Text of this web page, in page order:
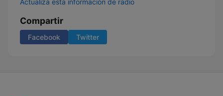
Actualiza esta información de radio
Compartir
Facebook Twitter